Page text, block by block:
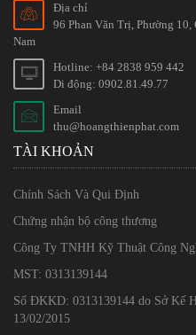
Địa chỉ
96 Phan Văn Trị, Phường
Nam
Hotline: +84 2838 959 442
Di động: 0902.81.49.77
Email
thu@hoangthienphat.com
TÀI KHOẢN
Chính Sách Và Qui Định
Chứng nhận bộ công thương
Công Ty TNHH Kỹ Thuật Công
MST: 0313139144
Số ĐKKD: 0313139144 do Sở Kế
13/02/2015